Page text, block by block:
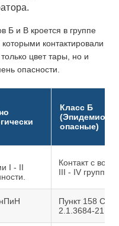
Б и В кроется в группе
контактировали
цвет тары, но и
опасности.
Класс Б
опасные)
I - II
Контакт с
III - IV групп
Пункт 158
2.1.3684-21